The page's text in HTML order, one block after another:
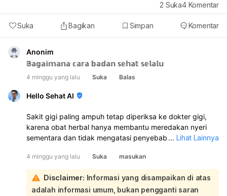
Suka Bagikan Simpan Komentar
2 Suka4 Komentar
Anonim
𝔹𝕒𝕘𝕒𝕚𝕞𝕒𝕟𝕒 𝕔𝕒𝕣𝕒 𝕓𝕒𝕕𝕒𝕟 𝕤𝕖𝕙𝕒𝕥 𝕤𝕖𝕝𝕒𝕝𝕦
4 minggu yang lalu Suka Balas
Hello Sehat AI
Sakit gigi paling ampuh tetap diperiksa ke dokter gigi,
karena obat herbal hanya membantu meredakan nyeri
sementara dan tidak mengatasi penyebabnya. Jika nyeri
periksa ke dokter gigi:
Untuk obat herbal di rumah, yang bisa dicoba:
Kumur air garam hangat
Kompres es pada pipi 15–20 menit
... Lihat Lainnya
4 minggu yang lalu Suka masukan
Disclaimer: Informasi yang disampaikan di atas
adalah informasi umum, bukan pengganti saran